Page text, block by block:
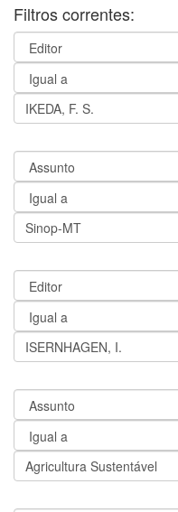
Filtros correntes: